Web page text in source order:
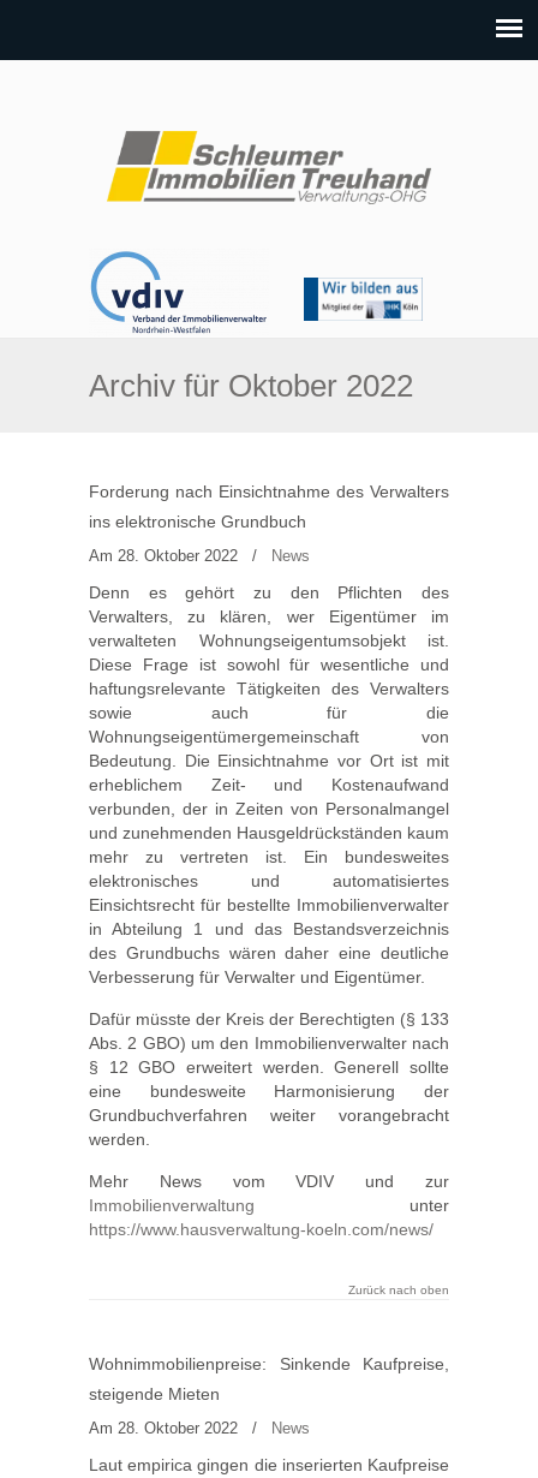
Archiv für Oktober 2022
Forderung nach Einsichtnahme des Verwalters
ins elektronische Grundbuch
Am 28. Oktober 2022 / News
Denn es gehört zu den Pflichten des
Verwalters, zu klären, wer Eigentümer im
verwalteten Wohnungseigentumsobjekt ist.
Diese Frage ist sowohl für wesentliche und
haftungsrelevante Tätigkeiten des Verwalters
sowie auch für die
Wohnungseigentümergemeinschaft von
Bedeutung. Die Einsichtnahme vor Ort ist mit
erheblichem Zeit- und Kostenaufwand
verbunden, der in Zeiten von Personalmangel
und zunehmenden Hausgeldrückständen kaum
mehr zu vertreten ist. Ein bundesweites
elektronisches und automatisiertes
Einsichtsrecht für bestellte Immobilienverwalter
in Abteilung 1 und das Bestandsverzeichnis
des Grundbuchs wären daher eine deutliche
Verbesserung für Verwalter und Eigentümer.
Dafür müsste der Kreis der Berechtigten (§ 133
Abs. 2 GBO) um den Immobilienverwalter nach
§ 12 GBO erweitert werden. Generell sollte
eine bundesweite Harmonisierung der
Grundbuchverfahren weiter vorangebracht
werden.
Mehr News vom VDIV und zur
Immobilienverwaltung unter
https://www.hausverwaltung-koeln.com/news/
Zurück nach oben
Wohnimmobilienpreise: Sinkende Kaufpreise,
steigende Mieten
Am 28. Oktober 2022 / News
Laut empirica gingen die inserierten Kaufpreise